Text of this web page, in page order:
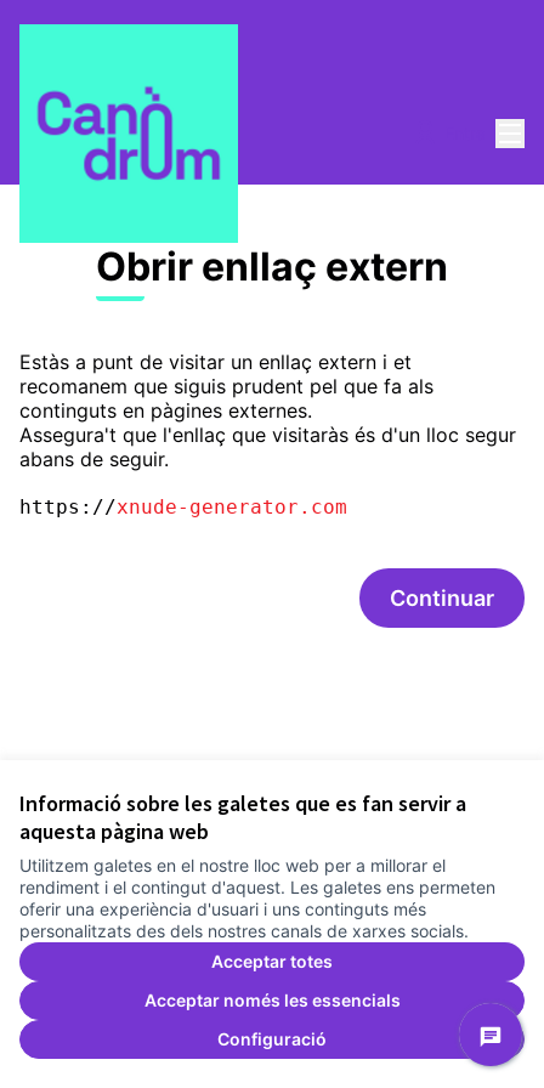
Informació sobre les galetes que es fan servir a
aquesta pàgina web
Utilitzem galetes en el nostre lloc web per a millorar el
rendiment i el contingut d'aquest. Les galetes ens permeten
oferir una experiència d'usuari i uns continguts més
personalitzats des dels nostres canals de xarxes socials.
Acceptar totes
Acceptar només les essencials
Configuració
Obrir enllaç extern
Estàs a punt de visitar un enllaç extern i et
recomanem que siguis prudent pel que fa als
continguts en pàgines externes.
Assegura't que l'enllaç que visitaràs és d'un lloc segur
abans de seguir.
https://xnude-generator.com
Continuar
Termes i condicions d'ús
Configuració de les galetes
Comunitat Canòdrom a Facebook
(Link externo)
Comunitat Canòdrom a Instagram
(Link externo)
Comunitat Canòdrom a YouTube
(Link externo)
Català
Triar la llengua Elegir el idiomaChoose language
(Link externo)
Web creada amb